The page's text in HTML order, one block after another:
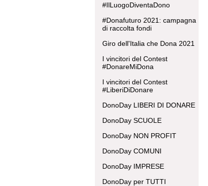
#IlLuogoDiventaDono
#Donafuturo 2021: campagna
di raccolta fondi
Giro dell'Italia che Dona 2021
I vincitori del Contest
#DonareMiDona
I vincitori del Contest
#LiberiDiDonare
DonoDay LIBERI DI DONARE
DonoDay SCUOLE
DonoDay NON PROFIT
DonoDay COMUNI
DonoDay IMPRESE
DonoDay per TUTTI